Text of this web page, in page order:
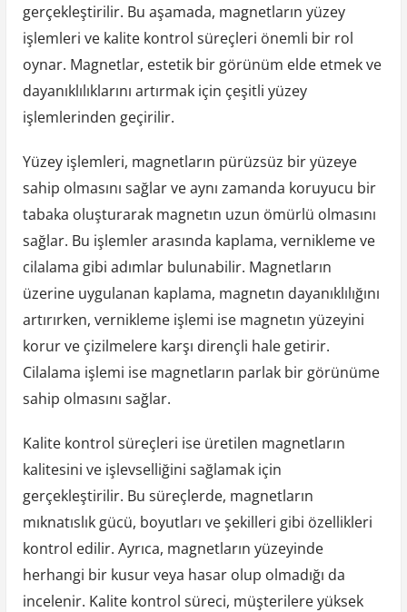
gerçekleştirilir. Bu aşamada, magnetların yüzey
işlemleri ve kalite kontrol süreçleri önemli bir rol
oynar. Magnetlar, estetik bir görünüm elde etmek ve
dayanıklılıklarını artırmak için çeşitli yüzey
işlemlerinden geçirilir.
Yüzey işlemleri, magnetların pürüzsüz bir yüzeye
sahip olmasını sağlar ve aynı zamanda koruyucu bir
tabaka oluşturarak magnetın uzun ömürlü olmasını
sağlar. Bu işlemler arasında kaplama, vernikleme ve
cilalama gibi adımlar bulunabilir. Magnetların
üzerine uygulanan kaplama, magnetın dayanıklılığını
artırırken, vernikleme işlemi ise magnetın yüzeyini
korur ve çizilmelere karşı dirençli hale getirir.
Cilalama işlemi ise magnetların parlak bir görünüme
sahip olmasını sağlar.
Kalite kontrol süreçleri ise üretilen magnetların
kalitesini ve işlevselliğini sağlamak için
gerçekleştirilir. Bu süreçlerde, magnetların
mıknatıslık gücü, boyutları ve şekilleri gibi özellikleri
kontrol edilir. Ayrıca, magnetların yüzeyinde
herhangi bir kusur veya hasar olup olmadığı da
incelenir. Kalite kontrol süreci, müşterilere yüksek